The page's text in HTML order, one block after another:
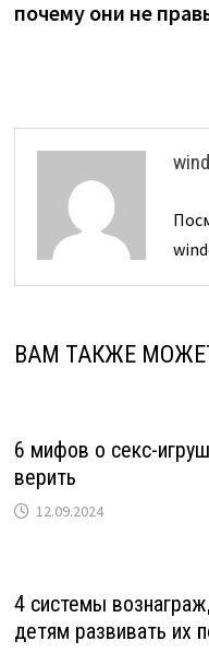
почему они не
ВАМ ТАКЖЕ
6 мифов о секс-
верить
12.09.2024
4 системы
детям развивать их